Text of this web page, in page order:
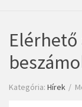
Elérhető
Kategória: Hírek